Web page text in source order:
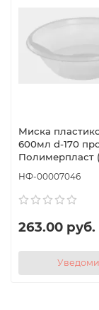
Миска
600мл d-170
Полимерпласт
НФ-00007046
263.00 руб.